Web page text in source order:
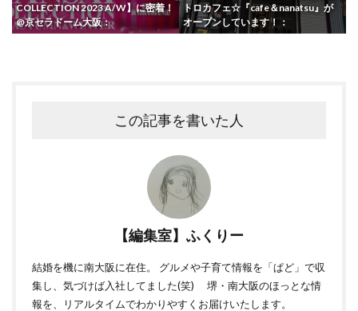
COLLECTION 2023 A/W】に密着！
@京セラドーム大阪：
トロカフェ☆『cafe＆nanatsu』が
オープンしています！：
この記事を書いた人
【編集室】ふくりー
結婚を機に南大阪に在住。 グルメや子育て情報を「ぱど」で収
集し、気づけば入社してました(笑) 堺・南大阪のほっとな情
報を、リアルタイムでわかりやすくお届けいたします。